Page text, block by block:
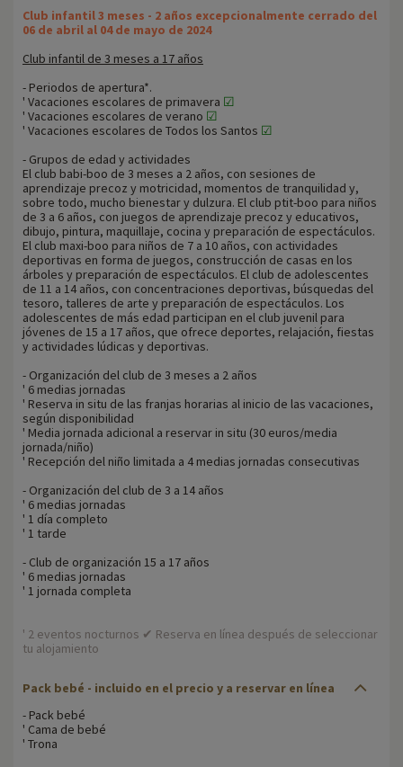
Club infantil 3 meses - 2 años excepcionalmente cerrado del
06 de abril al 04 de mayo de 2024
Club infantil de 3 meses a 17 años
- Periodos de apertura*.
' Vacaciones escolares de primavera ☑
' Vacaciones escolares de verano ☑
' Vacaciones escolares de Todos los Santos ☑
- Grupos de edad y actividades
El club babi-boo de 3 meses a 2 años, con sesiones de
aprendizaje precoz y motricidad, momentos de tranquilidad y,
sobre todo, mucho bienestar y dulzura. El club ptit-boo para niños
de 3 a 6 años, con juegos de aprendizaje precoz y educativos,
dibujo, pintura, maquillaje, cocina y preparación de espectáculos.
El club maxi-boo para niños de 7 a 10 años, con actividades
deportivas en forma de juegos, construcción de casas en los
árboles y preparación de espectáculos. El club de adolescentes
de 11 a 14 años, con concentraciones deportivas, búsquedas del
tesoro, talleres de arte y preparación de espectáculos. Los
adolescentes de más edad participan en el club juvenil para
jóvenes de 15 a 17 años, que ofrece deportes, relajación, fiestas
y actividades lúdicas y deportivas.
- Organización del club de 3 meses a 2 años
' 6 medias jornadas
' Reserva in situ de las franjas horarias al inicio de las vacaciones,
según disponibilidad
' Media jornada adicional a reservar in situ (30 euros/media
jornada/niño)
' Recepción del niño limitada a 4 medias jornadas consecutivas
- Organización del club de 3 a 14 años
' 6 medias jornadas
' 1 día completo
' 1 tarde
- Club de organización 15 a 17 años
' 6 medias jornadas
' 1 jornada completa
' 2 eventos nocturnos ✔ Reserva en línea después de seleccionar
tu alojamiento
Pack bebé - incluido en el precio y a reservar en línea
- Pack bebé
' Cama de bebé
' Trona